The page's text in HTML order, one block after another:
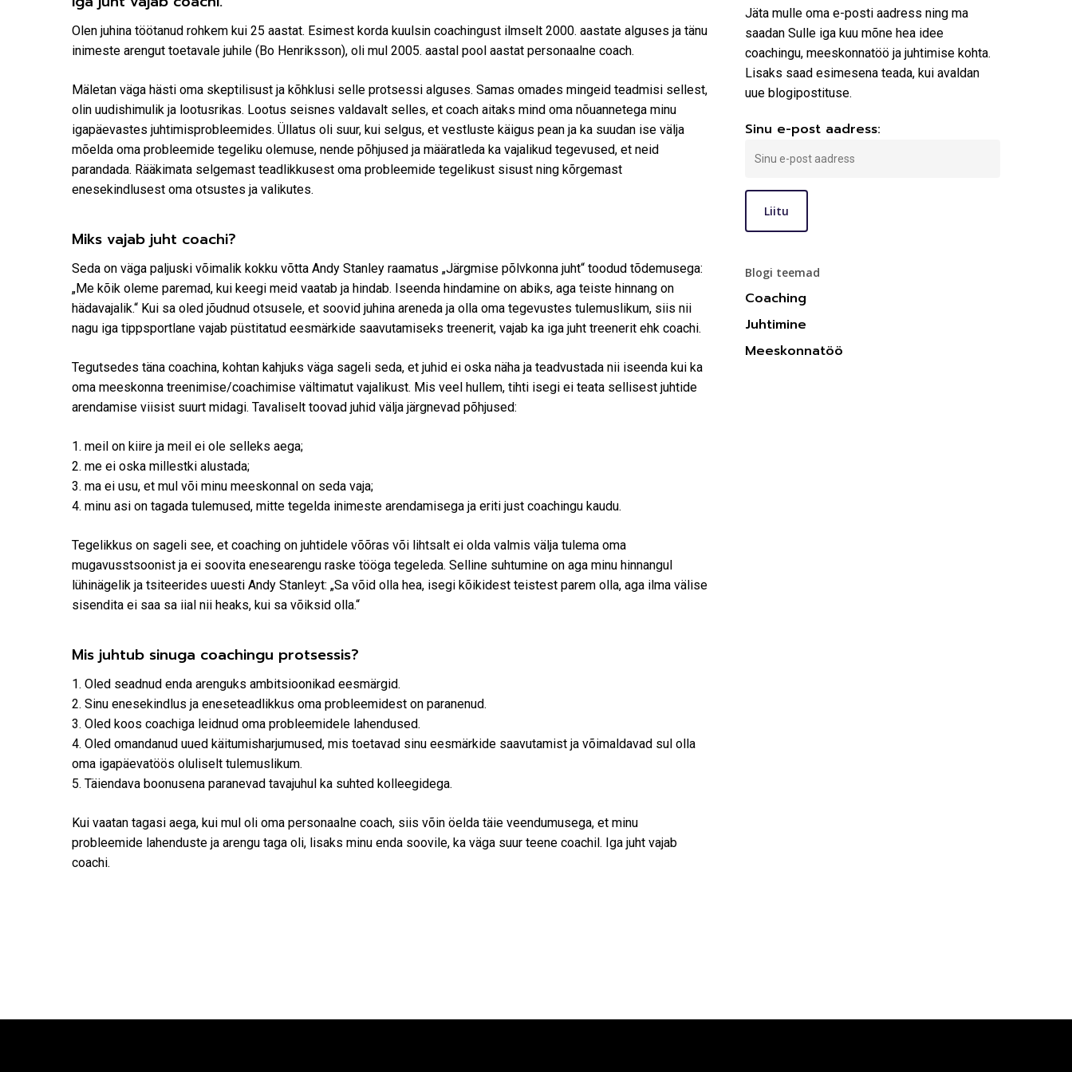
Olen juhina töötanud rohkem kui 25 aastat. Esimest korda kuulsin coachingust ilmselt 2000. aastate alguses ja tänu
inimeste arengut toetavale juhile (Bo Henriksson), oli mul 2005. aastal pool aastat personaalne coach.
Mäletan väga hästi oma skeptilisust ja kõhklusi selle protsessi alguses. Samas omades mingeid teadmisi sellest,
olin uudishimulik ja lootusrikas. Lootus seisnes valdavalt selles, et coach aitaks mind oma nõuannetega minu
igapäevastes juhtimisprobleemides. Üllatus oli suur, kui selgus, et vestluste käigus pean ja ka suudan ise välja
mõelda oma probleemide tegeliku olemuse, nende põhjused ja määratleda ka vajalikud tegevused, et neid
parandada. Rääkimata selgemast teadlikkusest oma probleemide tegelikust sisust ning kõrgemast
enesekindlusest oma otsustes ja valikutes.
Miks vajab juht coachi?
Seda on väga paljuski võimalik kokku võtta Andy Stanley raamatus „Järgmise põlvkonna juht“ toodud tõdemusega:
„Me kõik oleme paremad, kui keegi meid vaatab ja hindab. Iseenda hindamine on abiks, aga teiste hinnang on
hädavajalik.“ Kui sa oled jõudnud otsusele, et soovid juhina areneda ja olla oma tegevustes tulemuslikum, siis nii
nagu iga tippsportlane vajab püstitatud eesmärkide saavutamiseks treenerit, vajab ka iga juht treenerit ehk coachi.
Tegutsedes täna coachina, kohtan kahjuks väga sageli seda, et juhid ei oska näha ja teadvustada nii iseenda kui ka
oma meeskonna treenimise/coachimise vältimatut vajalikust. Mis veel hullem, tihti isegi ei teata sellisest juhtide
arendamise viisist suurt midagi. Tavaliselt toovad juhid välja järgnevad põhjused:
1. meil on kiire ja meil ei ole selleks aega;
2. me ei oska millestki alustada;
3. ma ei usu, et mul või minu meeskonnal on seda vaja;
4. minu asi on tagada tulemused, mitte tegelda inimeste arendamisega ja eriti just coachingu kaudu.
Tegelikkus on sageli see, et coaching on juhtidele võõras või lihtsalt ei olda valmis välja tulema oma
mugavusstsoonist ja ei soovita enesearengu raske tööga tegeleda. Selline suhtumine on aga minu hinnangul
lühinägelik ja tsiteerides uuesti Andy Stanleyt: „Sa võid olla hea, isegi kõikidest teistest parem olla, aga ilma välise
sisendita ei saa sa iial nii heaks, kui sa võiksid olla.“
Mis juhtub sinuga coachingu protsessis?
1. Oled seadnud enda arenguks ambitsioonikad eesmärgid.
2. Sinu enesekindlus ja eneseteadlikkus oma probleemidest on paranenud.
3. Oled koos coachiga leidnud oma probleemidele lahendused.
4. Oled omandanud uued käitumisharjumused, mis toetavad sinu eesmärkide saavutamist ja võimaldavad sul olla
oma igapäevatöös oluliselt tulemuslikum.
5. Täiendava boonusena paranevad tavajuhul ka suhted kolleegidega.
Kui vaatan tagasi aega, kui mul oli oma personaalne coach, siis võin öelda täie veendumusega, et minu
probleemide lahenduste ja arengu taga oli, lisaks minu enda soovile, ka väga suur teene coachil. Iga juht vajab
coachi.
Jäta mulle oma e-posti aadress ning ma
saadan Sulle iga kuu mõne hea idee
coachingu, meeskonnatöö ja juhtimise kohta.
Lisaks saad esimesena teada, kui avaldan
uue blogipostituse.
Sinu e-post aadress:
Blogi teemad
Coaching
Juhtimine
Meeskonnatöö